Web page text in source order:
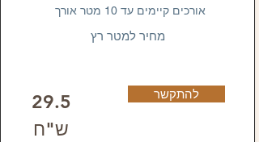
אורכים קיימים עד 10 מטר אורך
מחיר למטר רץ
29.5
ש"ח
להתקשר